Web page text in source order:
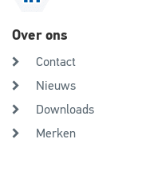
Over ons
Contact
Nieuws
Downloads
Merken